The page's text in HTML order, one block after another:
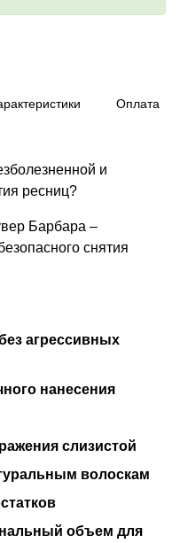
Оплата
и
ресниц?
Барбара –
снятия
агрессивных
нанесения
слизистой
волоскам
объем для